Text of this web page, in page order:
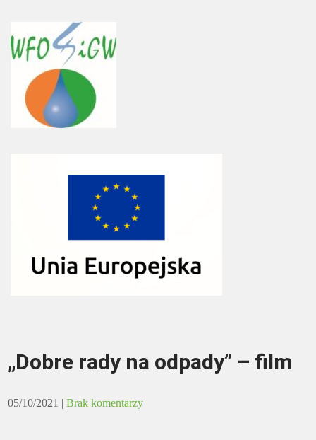
„Dobre rady na odpady” – film
05/10/2021 |Brak komentarzy